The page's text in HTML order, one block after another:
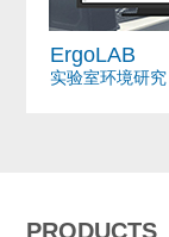
ErgoLAB
实验室环境研究
PRODUCTS